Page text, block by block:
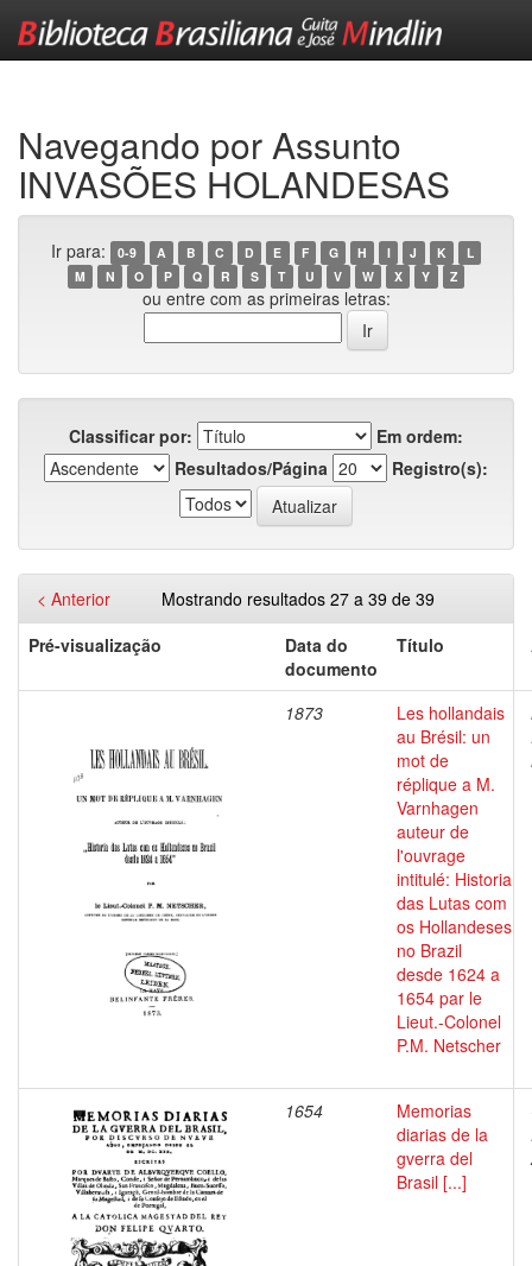
Navegando por Assunto
INVASÕES HOLANDESAS
Ir para: 0-9 A B C D E F G H I J K
L
M
N O P Q R S T U V W X Y Z
ou entre com as primeiras letras:
Classificar por:
Em ordem:
Resultados/Página
Registro(s):
Mostrando resultados 27 a 39 de 39
< Anterior
Pré-visualização
Data do
documento
Título
1873
Les hollandais
au Brésil: un
mot de
réplique a M.
Varnhagen
auteur de
l'ouvrage
intitulé: Historia
das Lutas com
os Hollandeses
no Brazil
desde 1624 a
1654 par le
Lieut.-Colonel
P.M. Netscher
1654
Memorias
diarias de la
gverra del
Brasil [...]